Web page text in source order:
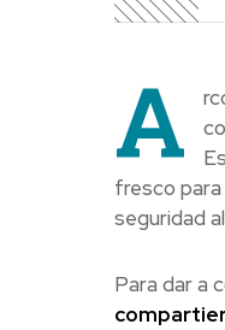
A
fresco
seguridad
Para dar a